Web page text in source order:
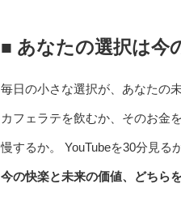
■ あなたの選択は今
毎日の小さな選択が、あなたの
カフェラテを飲むか、そのお金
慢するか。 YouTubeを30分見る
今の快楽と未来の価値、どちら